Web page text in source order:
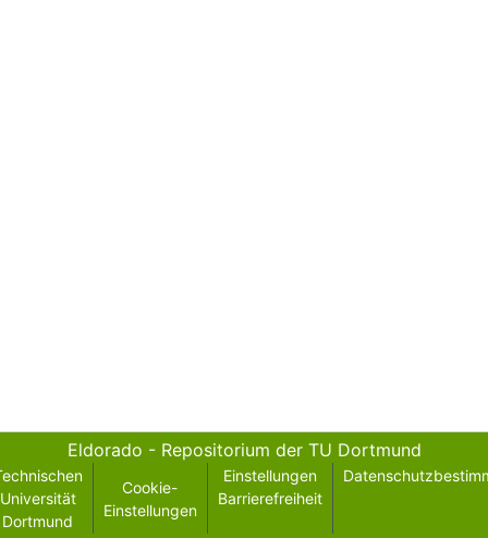
Eldorado - Repositorium der TU Dortmund
Universität
Dortmund
Cookie-
Einstellungen
Einstellungen
Barrierefreiheit